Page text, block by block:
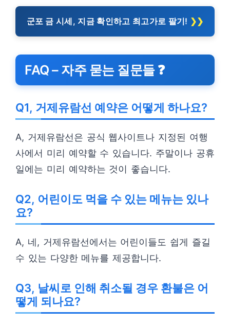
군포 금 시세, 지금 확인하고 최고가로 팔기!
FAQ – 자주 묻는 질문들 ❓
Q1, 거제유람선 예약은 어떻게 하나요?
A, 거제유람선은 공식 웹사이트나 지정된 여행
사에서 미리 예약할 수 있습니다. 주말이나 공휴
일에는 미리 예약하는 것이 좋습니다.
Q2, 어린이도 먹을 수 있는 메뉴는 있나
요?
A, 네, 거제유람선에서는 어린이들도 쉽게 즐길
수 있는 다양한 메뉴를 제공합니다.
Q3, 날씨로 인해 취소될 경우 환불은 어
떻게 되나요?